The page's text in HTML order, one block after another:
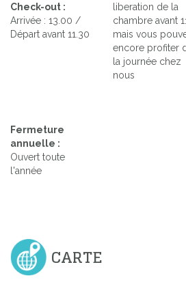
Check-out :
Arrivée : 13.00 /
Départ avant 11.30
liberation de la
chambre avant
mais vous
encore profiter
la journée chez
nous
Fermeture
annuelle :
Ouvert toute
l'année
CARTE